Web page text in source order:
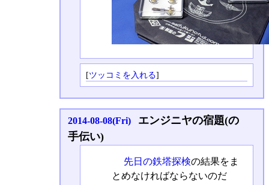
[ツッコミを入れる]
2014-08-08(Fri)
エンジニヤの宿題(の
手伝い)
先日の鉄塔探検の結果をま
とめなければならないのだ